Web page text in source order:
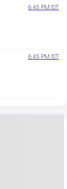
6:45 PM IST
6:45 PM IST